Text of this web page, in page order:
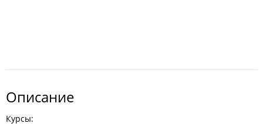
Описание
Курсы: